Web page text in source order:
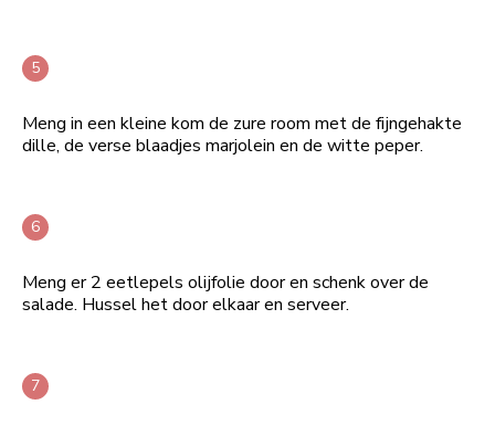
Meng in een kleine kom de zure room met de fijngehakte
dille, de verse blaadjes marjolein en de witte peper.
Meng er 2 eetlepels olijfolie door en schenk over de
salade. Hussel het door elkaar en serveer.